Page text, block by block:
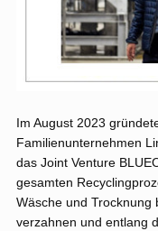
Im August 2023
Familienunternehmen
das Joint Venture
gesamten
Wäsche und Trocknung
verzahnen und entlang